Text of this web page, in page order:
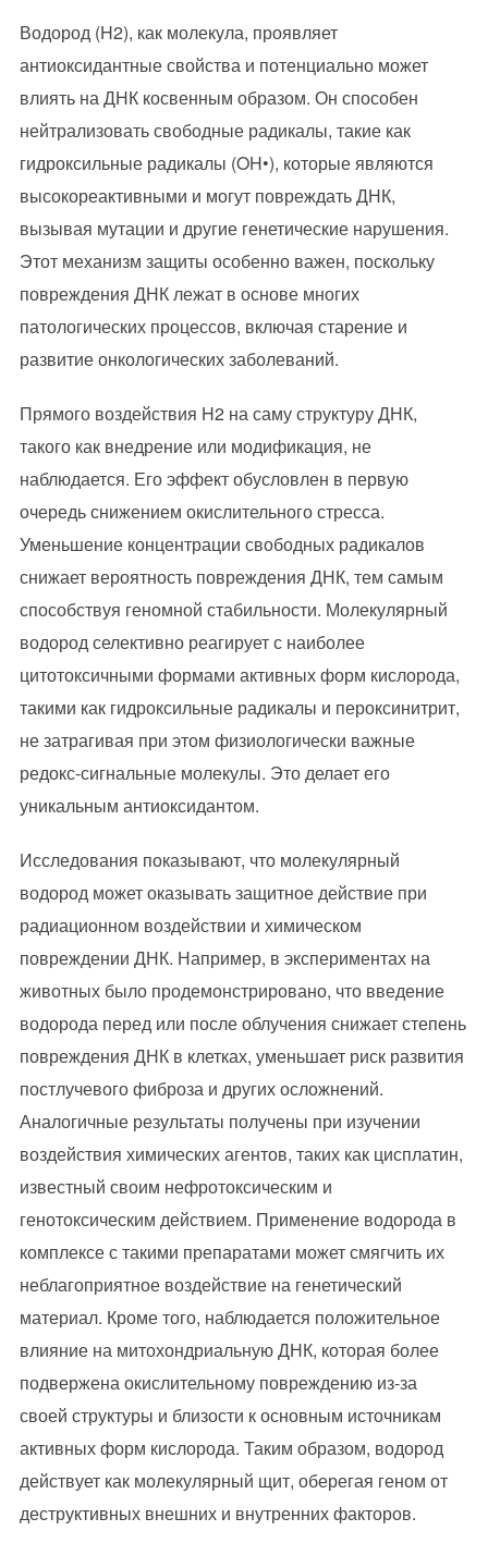
Водород (H2), как молекула, проявляет
антиоксидантные свойства и потенциально может
влиять на ДНК косвенным образом. Он способен
нейтрализовать свободные радикалы, такие как
гидроксильные радикалы (OH•), которые являются
высокореактивными и могут повреждать ДНК,
вызывая мутации и другие генетические нарушения.
Этот механизм защиты особенно важен, поскольку
повреждения ДНК лежат в основе многих
патологических процессов, включая старение и
развитие онкологических заболеваний.
Прямого воздействия H2 на саму структуру ДНК,
такого как внедрение или модификация, не
наблюдается. Его эффект обусловлен в первую
очередь снижением окислительного стресса.
Уменьшение концентрации свободных радикалов
снижает вероятность повреждения ДНК, тем самым
способствуя геномной стабильности. Молекулярный
водород селективно реагирует с наиболее
цитотоксичными формами активных форм кислорода,
такими как гидроксильные радикалы и пероксинитрит,
не затрагивая при этом физиологически важные
редокс-сигнальные молекулы. Это делает его
уникальным антиоксидантом.
Исследования показывают, что молекулярный
водород может оказывать защитное действие при
радиационном воздействии и химическом
повреждении ДНК. Например, в экспериментах на
животных было продемонстрировано, что введение
водорода перед или после облучения снижает степень
повреждения ДНК в клетках, уменьшает риск развития
постлучевого фиброза и других осложнений.
Аналогичные результаты получены при изучении
воздействия химических агентов, таких как цисплатин,
известный своим нефротоксическим и
генотоксическим действием. Применение водорода в
комплексе с такими препаратами может смягчить их
неблагоприятное воздействие на генетический
материал. Кроме того, наблюдается положительное
влияние на митохондриальную ДНК, которая более
подвержена окислительному повреждению из-за
своей структуры и близости к основным источникам
активных форм кислорода. Таким образом, водород
действует как молекулярный щит, оберегая геном от
деструктивных внешних и внутренних факторов.